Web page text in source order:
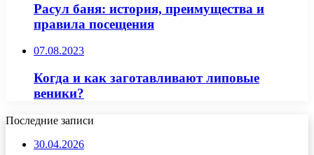
Расул баня: история, преимущества и
правила посещения
07.08.2023
Когда и как заготавливают липовые
веники?
Последние записи
30.04.2026